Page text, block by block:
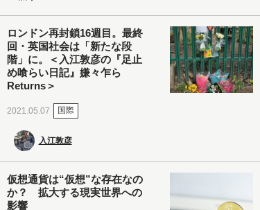
ロンドン再封鎖16週目。最終
回・英国社会は「新たな段
階」に。＜入江敦彦の『足止
め喰らい日記』嫌々乍ら
Returns＞
2021.05.07 国際
入江敦彦
仮想通貨は“仮想”な存在なの
か？ 拡大する現実世界への
影響